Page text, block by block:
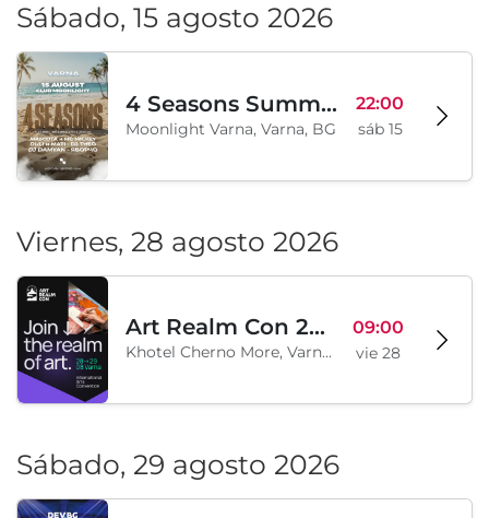
Sábado, 15 agosto 2026
4 Seasons Summer Edition
Moonlight Varna, Varna, BG
22:00
sáb 15
Viernes, 28 agosto 2026
Art Realm Con 2026
Khotel Cherno More, Varna, BG
09:00
vie 28
Sábado, 29 agosto 2026